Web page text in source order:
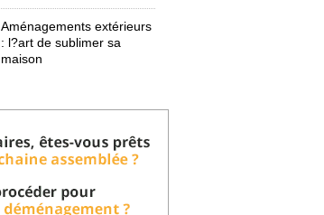
Aménagements extérieurs
: l?art de sublimer sa
maison